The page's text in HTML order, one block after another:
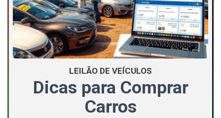
LEILÃO DE VEÍCULOS
Dicas para Comprar
Carros